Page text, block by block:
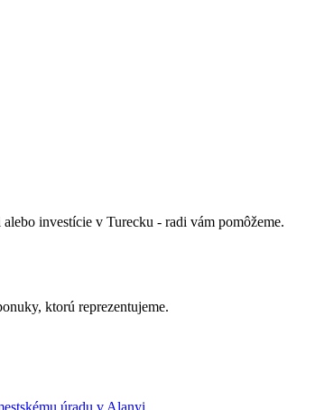
investície v Turecku - radi vám pomôžeme.
ktorú reprezentujeme.
úradu v Alanyi.